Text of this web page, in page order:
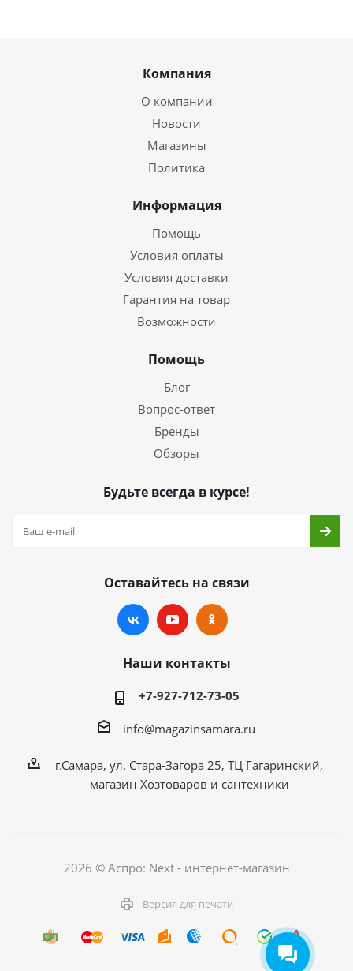
Компания
О компании
Новости
Магазины
Политика
Информация
Помощь
Условия оплаты
Условия доставки
Гарантия на товар
Возможности
Помощь
Блог
Вопрос-ответ
Бренды
Обзоры
Будьте всегда в курсе!
Оставайтесь на связи
Наши контакты
+7-927-712-73-05
info@magazinsamara.ru
г.Самара, ул. Стара-Загора 25, ТЦ Гагаринский,
магазин Хозтоваров и сантехники
2026 © Аспро: Next - интернет-магазин
Версия для печати